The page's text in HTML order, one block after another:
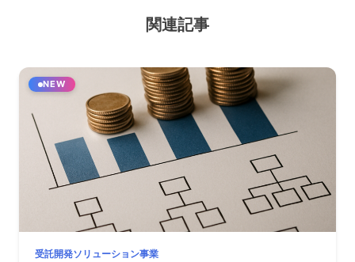
関連記事
NEW
受託開発ソリューション事業